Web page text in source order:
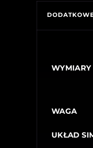
WYMIARY
WAGA
UKŁAD